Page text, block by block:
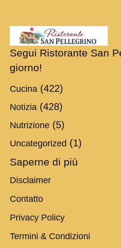
Segui Ristorante San
giorno!
Cucina (422)
Notizia (428)
Nutrizione (5)
Uncategorized (1)
Saperne di più
Disclaimer
Contatto
Privacy Policy
Termini & Condizioni